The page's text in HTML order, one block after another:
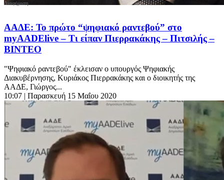
ΑΑΔΕ: Το πρώτο “ψηφιακό ραντεβού” στο
myAADElive – Τι είπαν Πιερρακάκης – Πιτσιλής –
ΒΙΝΤΕΟ
"Ψηφιακό ραντεβού" έκλεισαν ο υπουργός Ψηφιακής
Διακυβέρνησης, Κυριάκος Πιερρακάκης και ο διοικητής της
ΑΑΔΕ, Γιώργος...
10:07 | Παρασκευή 15 Μαΐου 2020